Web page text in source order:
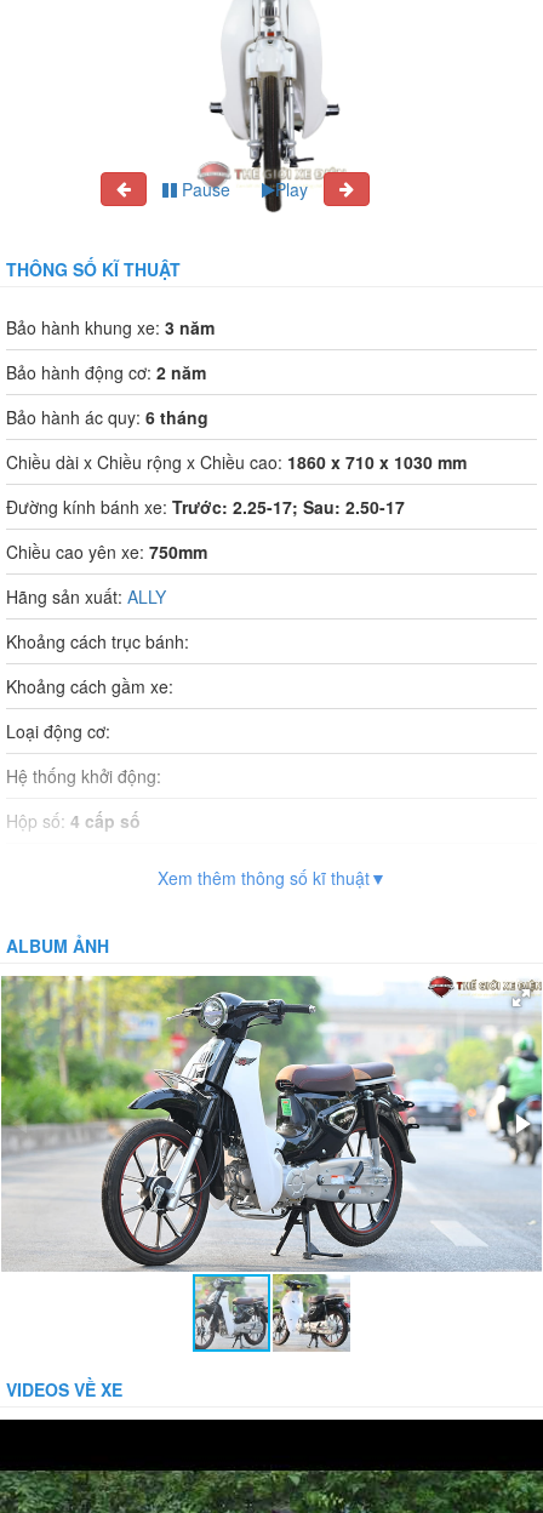
Pause Play
THÔNG SỐ KĨ THUẬT
Bảo hành khung xe: 3 năm
Bảo hành động cơ: 2 năm
Bảo hành ác quy: 6 tháng
Chiều dài x Chiều rộng x Chiều cao: 1860 x 710 x 1030 mm
Đường kính bánh xe: Trước: 2.25-17; Sau: 2.50-17
Chiều cao yên xe: 750mm
Hãng sản xuất: ALLY
Khoảng cách trục bánh:
Khoảng cách gầm xe:
Loại động cơ:
Hệ thống khởi động:
Hộp số: 4 cấp số
49,5 cm3
Phuộc trước:
Phuộc sau:Lò xo trụ, giảm chấn thủy lực
Vận tốc tối đa:50km/h
Khối lượng bản thân:88kg
Khả năng tải trọng:130kg
Phanh xe trước/sau:Phanh cơ
Đủ mầu
Phụ kiện đi kèm:Gương, Sổ Bảo Hành
Xem thêm thông số kĩ thuật▼
ALBUM ẢNH
VIDEOS VỀ XE